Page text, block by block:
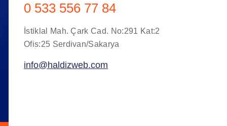
0 533 556 77 84
İstiklal Mah. Çark Cad. No:291 Kat:2
Ofis:25 Serdivan/Sakarya
info@haldizweb.com